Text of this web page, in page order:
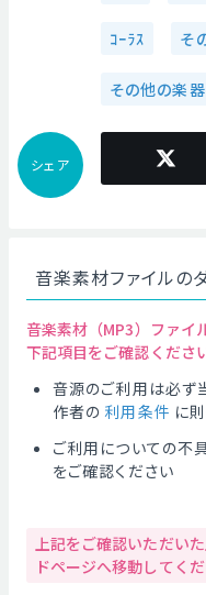
ｺｰﾗｽ そ
その他の楽器
シェア
音楽素材ファイルの
音楽素材（MP3）ファイ
下記項目をご確認ください
音源のご利用は必ず
作者の 利用条件 に
ご利用についての不
をご確認ください
上記をご確認いただい
ドページへ移動してくだ